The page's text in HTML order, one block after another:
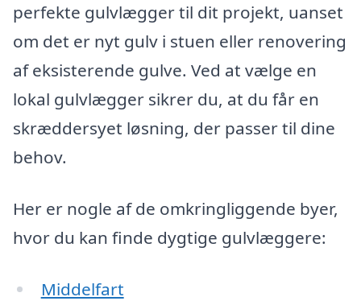
perfekte gulvlægger til dit projekt, uanset
om det er nyt gulv i stuen eller renovering
af eksisterende gulve. Ved at vælge en
lokal gulvlægger sikrer du, at du får en
skræddersyet løsning, der passer til dine
behov.
Her er nogle af de omkringliggende byer,
hvor du kan finde dygtige gulvlæggere:
Middelfart